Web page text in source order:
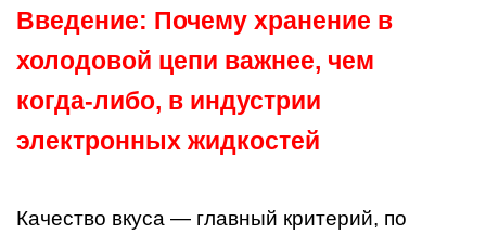
Введение: Почему хранение в
холодовой цепи важнее, чем
когда-либо, в индустрии
электронных жидкостей
Качество вкуса — главный критерий, по